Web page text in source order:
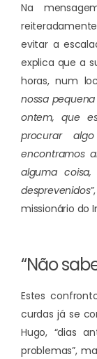
Na
evitar a
explica que a
horas, num
nossa
ontem, que
procurar
encontramos
alguma
desprevenidos”
missionário do
“Não
Estes
curdas já se
Hugo, “dias
problemas”,